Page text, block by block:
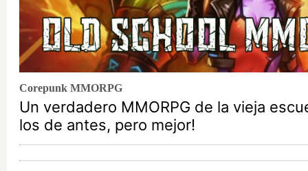
Corepunk MMORPG
Un verdadero MMORPG de la vieja
los de antes, pero mejor!